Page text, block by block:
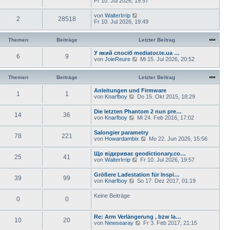
2 28518 von WalterIrrip
Fr 10. Jul 2026, 19:49
Themen Beiträge Letzter Beitrag
6 9
У який спосіб mediator.te.ua …
von JoieReure
N
u
e
s
t
e
e
i
t
r
a
Mi 15. Jul 2026, 20:52
Themen Beiträge Letzter Beitrag
1 1
Anleitungen und Firmware
von Knarfboy
N
e
s
t
e
r
e
i
t
r
a
g
Do 15. Okt 2015, 18:29
14 36
Die letzten Phantom 2 nun pre…
von Knarfboy
N
e
s
t
e
r
e
i
r
Mi 24. Feb 2016, 17:02
78 221
Salongier parametry
von Howardambix
N
u
e
s
t
e
r
r
a
g
Mo 22. Jun 2026, 15:56
25 41
Що відкриває geodictionary.co…
von WalterIrrip
N
e
s
t
e
i
t
Fr 10. Jul 2026, 19:57
39 99
Größere Ladestation für Inspi…
von Knarfboy
N
t
e
r
So 17. Dez 2017, 01:19
0 0 Keine Beiträge
10 20
Re: Arm Verlängerung , bzw la…
von Newsearay
NFr 3. Feb 2017, 21:15